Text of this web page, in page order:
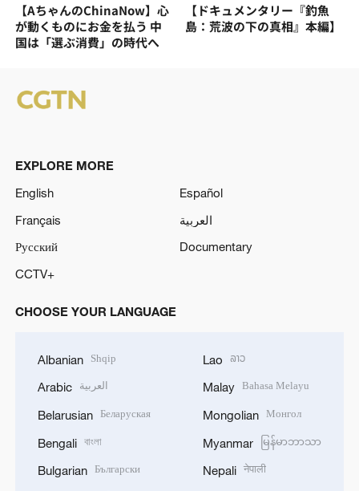
【AちゃんのChinaNow】心
が動くものにお金を払う 中
国は「選ぶ消費」の時代へ
【ドキュメンタリー『釣魚
島：荒波の下の真相』本編】
EXPLORE MORE
English
Español
Français
العربية
Русский
Documentary
CCTV+
CHOOSE YOUR LANGUAGE
Albanian Shqip
Arabic العربية
Belarusian Беларуская
Bengali বাংলা
Bulgarian Български
Lao ລາວ
Malay Bahasa Melayu
Mongolian Монгол
Myanmar မြန်မာဘာသာ
Nepali नेपाली